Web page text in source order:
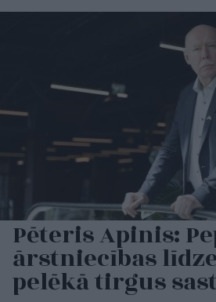
Pēteris Apinis:
ārstniecības
pelēkā tirgus